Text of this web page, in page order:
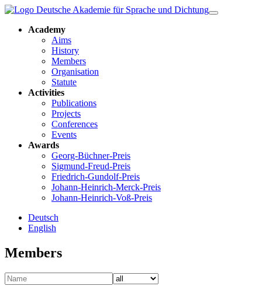
Academy
Aims
History
Members
Organisation
Statute
Activities
Publications
Projects
Conferences
Events
Awards
Georg-Büchner-Preis
Sigmund-Freud-Preis
Friedrich-Gundolf-Preis
Johann-Heinrich-Merck-Preis
Johann-Heinrich-Voß-Preis
Deutsch
English
Members